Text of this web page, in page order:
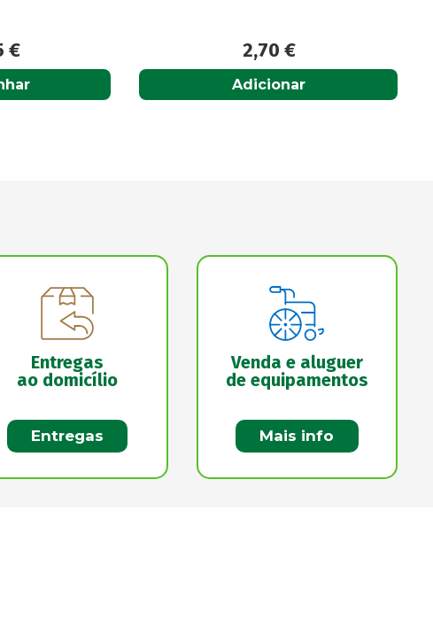
10,30€
Acompanhar
Entregas
ao domicílio
Entregas
Venda e aluguer
de equipamentos
Mais info